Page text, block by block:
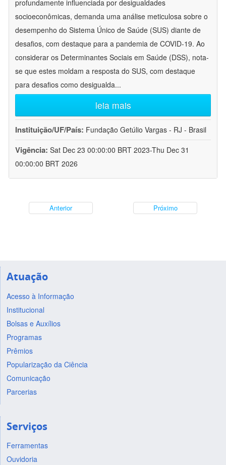
profundamente influenciada por desigualdades
socioeconômicas, demanda uma análise meticulosa sobre o
desempenho do Sistema Único de Saúde (SUS) diante de
desafios, com destaque para a pandemia de COVID-19. Ao
considerar os Determinantes Sociais em Saúde (DSS), nota-
se que estes moldam a resposta do SUS, com destaque
para desafios como desigualda...
leia mais
Instituição/UF/País: Fundação Getúlio Vargas - RJ - Brasil
Vigência: Sat Dec 23 00:00:00 BRT 2023-Thu Dec 31
00:00:00 BRT 2026
Anterior Próximo
Atuação
Acesso à Informação
Institucional
Bolsas e Auxílios
Programas
Prêmios
Popularização da Ciência
Comunicação
Parcerias
Serviços
Ferramentas
Ouvidoria